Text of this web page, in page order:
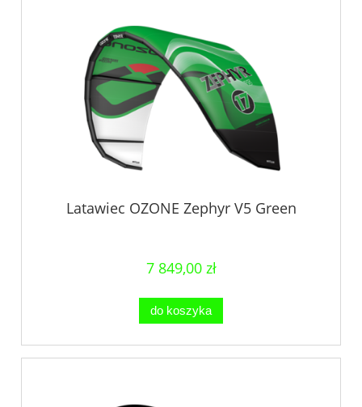
Latawiec OZONE Zephyr V5 Green
7 849,00 zł
do koszyka